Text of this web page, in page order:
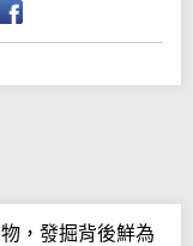
，發掘背後鮮為